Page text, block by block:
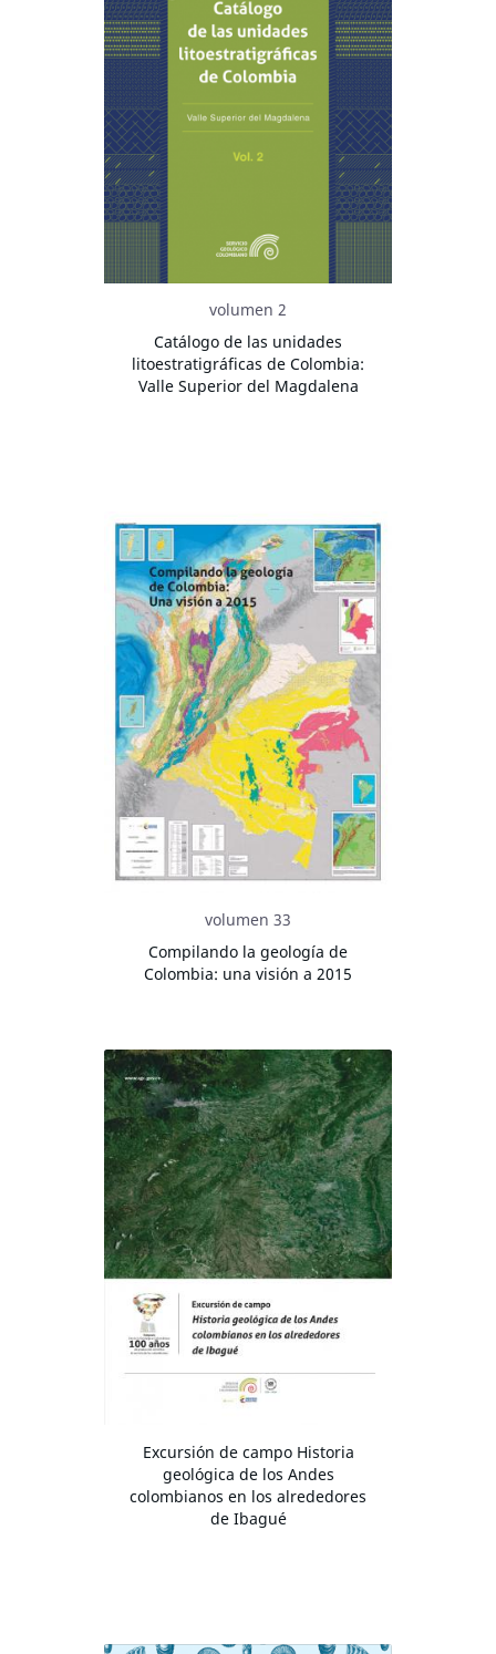
volumen 2
Catálogo de las unidades
litoestratigráficas de Colombia:
Valle Superior del Magdalena
volumen 33
Compilando la geología de
Colombia: una visión a 2015
Excursión de campo Historia
geológica de los Andes
colombianos en los alrededores
de Ibagué